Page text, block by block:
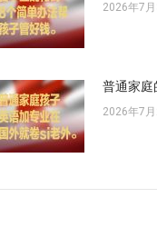
2026年7月
普通家庭
2026年7月